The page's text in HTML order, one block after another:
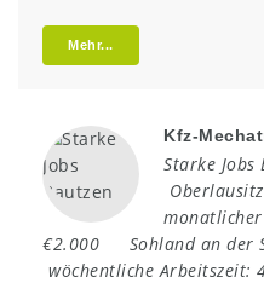
Mehr...
Kfz-
Starke Jobs
Oberlausitz
€2.000
Sohland an der
wöchentliche Arbeitszeit: